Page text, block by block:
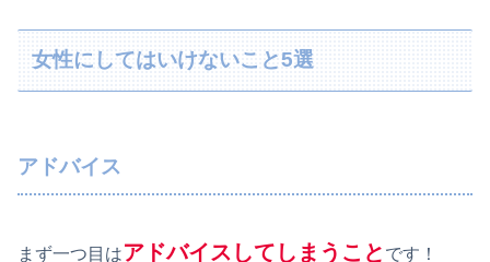
女性にしてはいけないこと5選
アドバイス
まず一つ目はアドバイスしてしまうこと です！